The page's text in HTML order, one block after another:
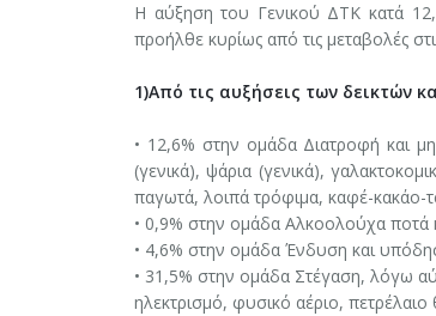
Η αύξηση του Γενικού ΔΤΚ κατά
προήλθε κυρίως από τις μεταβολές
1)Από τις αυξήσεις των δεικτών
• 12,6% στην ομάδα Διατροφή και
(γενικά), ψάρια (γενικά),
παγωτά, λοιπά τρόφιμα, καφέ-κακάο-
• 0,9% στην ομάδα Αλκοολούχα ποτά
• 4,6% στην ομάδα Ένδυση και
• 31,5% στην ομάδα Στέγαση, λόγω
ηλεκτρισμό, φυσικό αέριο,